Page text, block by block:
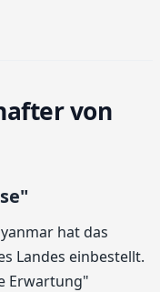
von
hat das
Landes einbestellt.
Erwartung"